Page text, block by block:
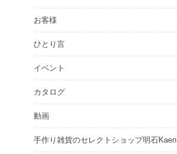
お客様
ひとり言
イベント
カタログ
動画
手作り雑貨のセレクトショップ明石Kaen